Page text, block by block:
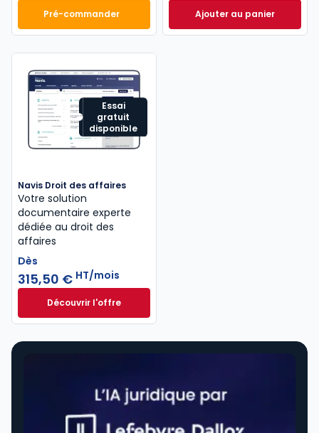
Pré-commanderMémento Sociétés commerciales 2027 à 189,00 €
Ajouter au panier
Mémento Droit
Essai
gratuit
disponible
Navis Droit des affaires
Votre solution
documentaire experte
dédiée au droit des
affaires
Dès
315,50 € HT/mois
Découvrir l'offreNavis Droit des affaires à partir de
Dès